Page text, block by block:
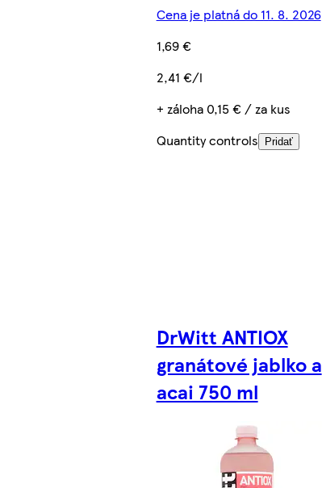
Cena je platná do 11. 8. 2026
1,69 €
2,41 €/l
+ záloha 0,15 € / za kus
Quantity controls
Pridať
DrWitt ANTIOX
granátové jablko a
acai 750 ml